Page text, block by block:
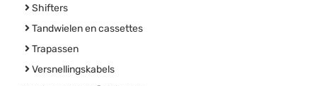
Shifters
Tandwielen en cassettes
Trapassen
Versnellingskabels